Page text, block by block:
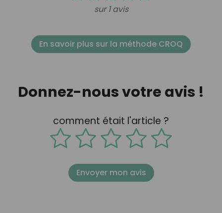
sur 1 avis
En savoir plus sur la méthode CROQ
Donnez-nous votre avis !
comment était l'article ?
Envoyer mon avis